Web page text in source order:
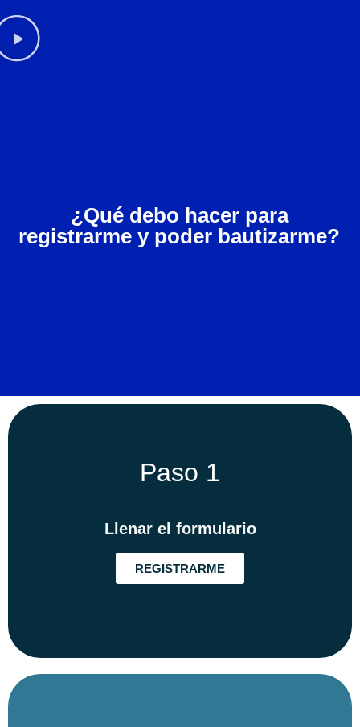
Paso 1
Llenar el formulario
REGISTRARME
¿Qué debo hacer para
registrarme y poder bautizarme?